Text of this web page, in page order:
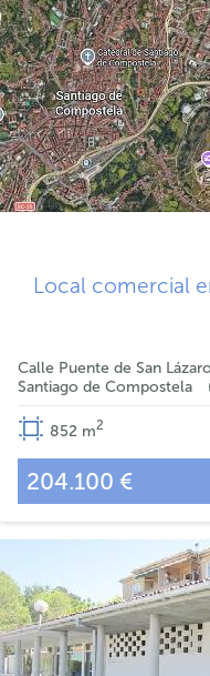
Local comercial
Calle Puente de San Lázaro
Santiago de Compostela
852 m2
204.100 €